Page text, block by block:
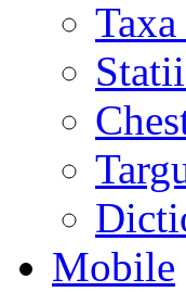
Mobile